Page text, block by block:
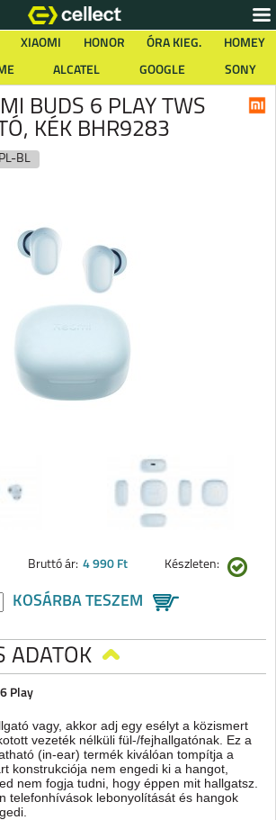
XIAOMI HONOR ÓRA KIEG.
HOMEY
ALCATEL GOOGLE SONY
BUDS 6 PLAY TWS
KÉK BHR9283
BL
Bruttó ár: 4 990 Ft Készleten:
KOSÁRBA TESZEM
ADATOK
Play
vagy, akkor adj egy esélyt a közismert
vezeték nélküli fül-/fejhallgatónak. Ez a
(in-ear) termék kiválóan tompítja a
konstrukciója nem engedi ki a hangot,
nem fogja tudni, hogy éppen mit hallgatsz.
telefonhívások lebonyolítását és hangok